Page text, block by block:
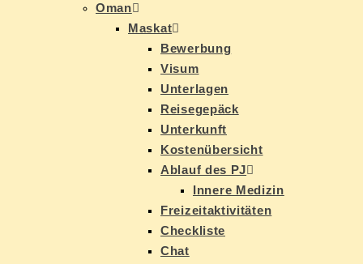
Oman
Mas­kat
Be­wer­bung
Vi­sum
Un­ter­la­gen
Rei­se­ge­päck
Un­ter­kunft
Kos­ten­über­sicht
Ab­lauf des PJ
In­ne­re Medizin
Frei­zeit­ak­ti­vi­tä­ten
Check­lis­te
Chat